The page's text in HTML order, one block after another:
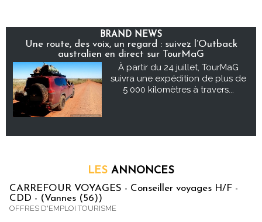
BRAND NEWS
Une route, des voix, un regard : suivez l’Outback
australien en direct sur TourMaG
À partir du 24 juillet, TourMaG
suivra une expédition de plus de
5 000 kilomètres à travers...
LES ANNONCES
CARREFOUR VOYAGES - Conseiller voyages H/F -
CDD - (Vannes (56))
OFFRES D'EMPLOI TOURISME